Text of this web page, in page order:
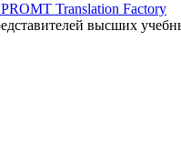
Translation Factory
высших